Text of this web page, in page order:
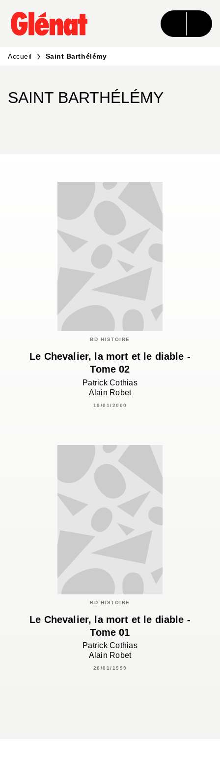
MENU RECHERCHE CONTENU
PIED DE PAGE
Accueil Saint Barthélémy
SAINT BARTHÉLÉMY
BD HISTOIRE
Le Chevalier, la mort et le diable -
Tome 02
Patrick Cothias
Alain Robet
19/01/2000
BD HISTOIRE
Le Chevalier, la mort et le diable -
Tome 01
Patrick Cothias
Alain Robet
20/01/1999